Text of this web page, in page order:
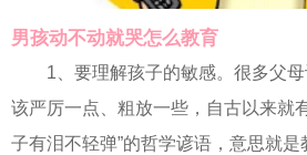
男孩动不动就哭怎么教育
1、要理解孩子的敏感。很多父
该严厉一点、粗放一些，自古以来就
子有泪不轻弹”的哲学谚语，意思就